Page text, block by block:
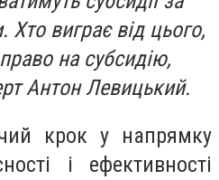
виграє від цього,
на субсидію,
Антон Левицький.
крок у напрямку
і ефективності